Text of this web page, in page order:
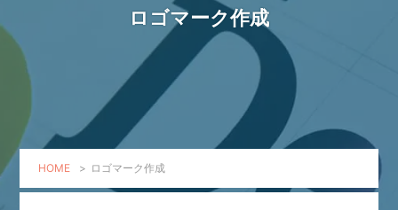
ロゴマーク作成
HOME > ロゴマーク作成